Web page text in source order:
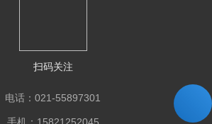
扫码关注
电话：021-55897301